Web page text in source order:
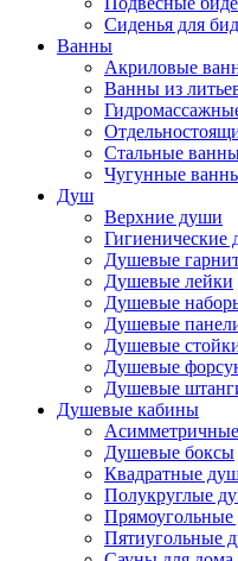
Сиденья для
Ванны
Акриловые
Ванны из
Стальные
Чугунные
Душ
Верхние души
Гигиенические
Душевые
Душевые лейки
Душевые
Душевые
Душевые
Душевые
Душевые
Душевые кабины
Душевые боксы
Квадратные
Полукруглые
Пятиугольные